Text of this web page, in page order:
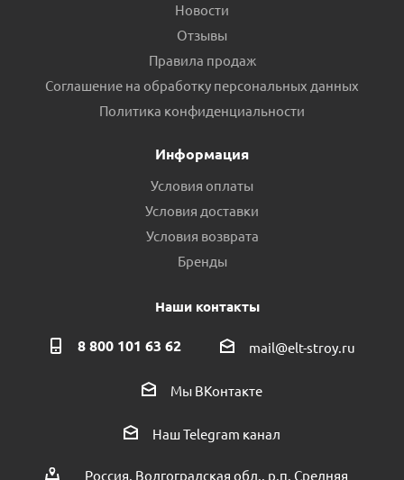
Новости
Отзывы
Правила продаж
Соглашение на обработку персональных данных
Политика конфиденциальности
Информация
Условия оплаты
Условия доставки
Условия возврата
Бренды
Наши контакты
8 800 101 63 62 mail@elt-stroy.ru
Мы ВКонтакте
Наш Telegram канал
Россия, Волгоградская обл., р.п. Средняя